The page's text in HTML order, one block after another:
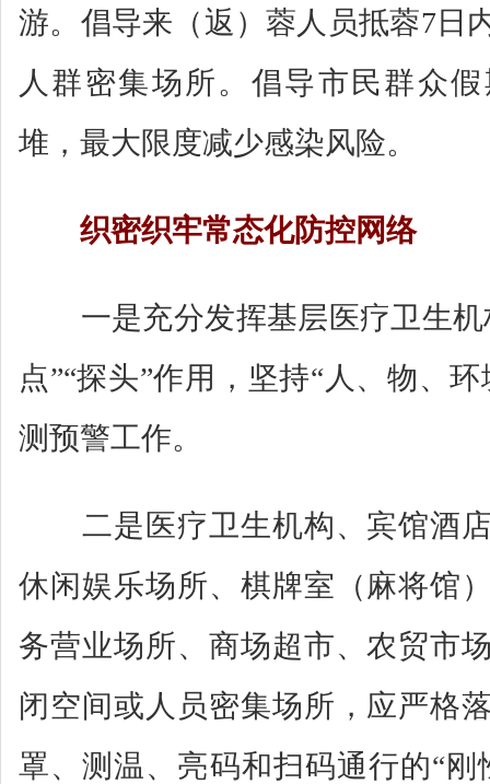
游。倡导来（返）蓉人员抵蓉7日
人群密集场所。倡导市民群众
堆，最大限度减少感染风险。
织密织牢常态化防控网络
一是充分发挥基层医疗卫生机
点”“探头”作用，坚持“人、物、
测预警工作。
二是医疗卫生机构、宾馆酒店
休闲娱乐场所、棋牌室（麻将馆
务营业场所、商场超市、农贸市
闭空间或人员密集场所，应严格
罩、测温、亮码和扫码通行的“刚